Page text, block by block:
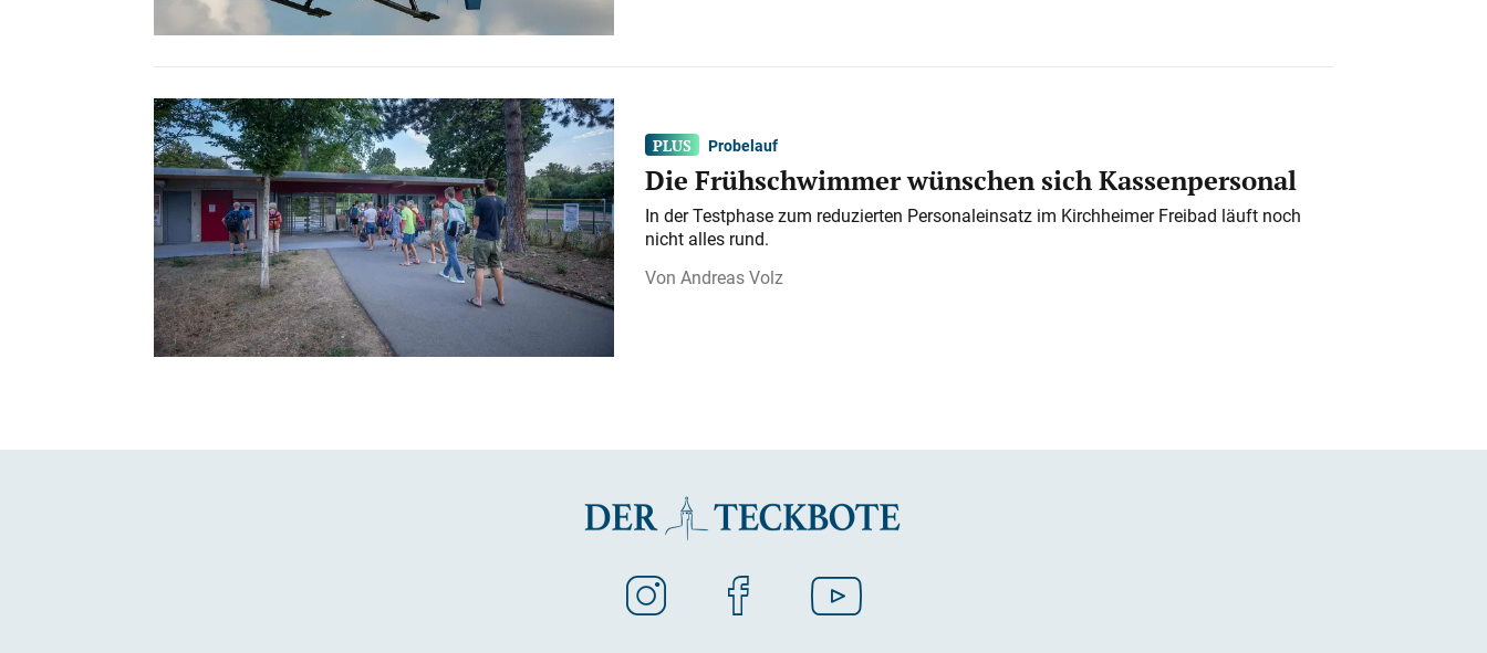
Probelauf
Die Frühschwimmer wünschen sich Kassenpersonal
In der Testphase zum reduzierten Personaleinsatz im Kirchheimer Freibad läuft noch
nicht alles rund.
Andreas Volz